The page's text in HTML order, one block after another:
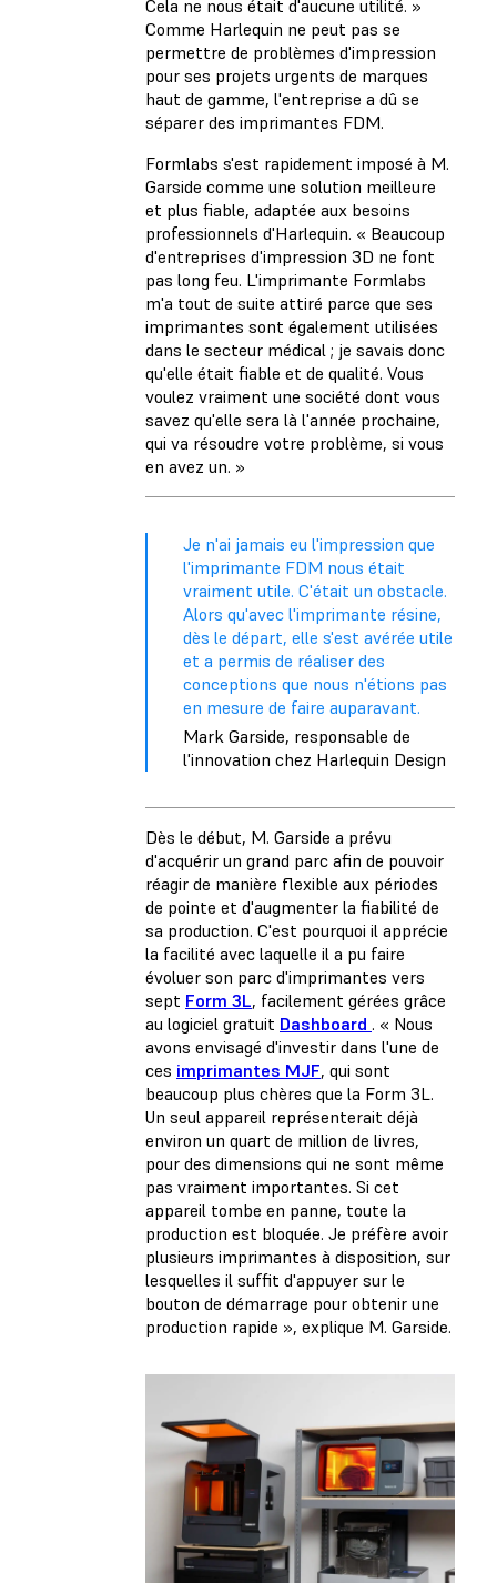
Cela ne nous était d'aucune utilité. »
Comme Harlequin ne peut pas se
permettre de problèmes d'impression
pour ses projets urgents de marques
haut de gamme, l'entreprise a dû se
séparer des imprimantes FDM.
Formlabs s'est rapidement imposé à M.
Garside comme une solution meilleure
et plus fiable, adaptée aux besoins
professionnels d'Harlequin. « Beaucoup
d'entreprises d'impression 3D ne font
pas long feu. L'imprimante Formlabs
m'a tout de suite attiré parce que ses
imprimantes sont également utilisées
dans le secteur médical ; je savais donc
qu'elle était fiable et de qualité. Vous
voulez vraiment une société dont vous
savez qu'elle sera là l'année prochaine,
qui va résoudre votre problème, si vous
en avez un. »
Je n'ai jamais eu l'impression que
l'imprimante FDM nous était
vraiment utile. C'était un obstacle.
Alors qu'avec l'imprimante résine,
dès le départ, elle s'est avérée utile
et a permis de réaliser des
conceptions que nous n'étions pas
en mesure de faire auparavant.
Mark Garside, responsable de
l'innovation chez Harlequin Design
Dès le début, M. Garside a prévu
d'acquérir un grand parc afin de pouvoir
réagir de manière flexible aux périodes
de pointe et d'augmenter la fiabilité de
sa production. C'est pourquoi il apprécie
la facilité avec laquelle il a pu faire
évoluer son parc d'imprimantes vers
sept Form 3L, facilement gérées grâce
au logiciel gratuit Dashboard . « Nous
avons envisagé d'investir dans l'une de
ces imprimantes MJF, qui sont
beaucoup plus chères que la Form 3L.
Un seul appareil représenterait déjà
environ un quart de million de livres,
pour des dimensions qui ne sont même
pas vraiment importantes. Si cet
appareil tombe en panne, toute la
production est bloquée. Je préfère avoir
plusieurs imprimantes à disposition, sur
lesquelles il suffit d'appuyer sur le
bouton de démarrage pour obtenir une
production rapide », explique M. Garside.